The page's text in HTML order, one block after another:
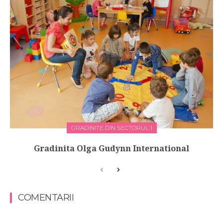
GRADINITE DIN SECTORUL 1
Gradinita Olga Gudynn International
COMENTARII